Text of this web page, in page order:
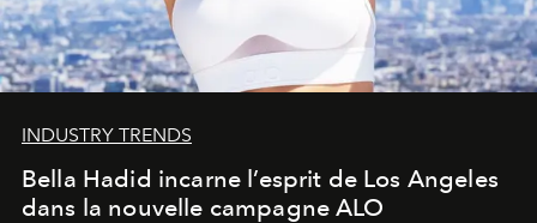
INDUSTRY TRENDS
Bella Hadid incarne l’esprit de Los Angeles
dans la nouvelle campagne ALO